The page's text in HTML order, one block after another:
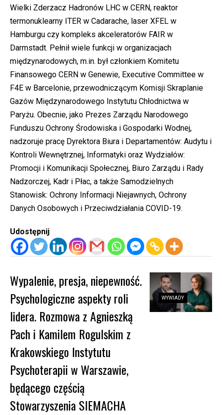
Wielki Zderzacz Hadronów LHC w CERN, reaktor
termonuklearny ITER w Cadarache, laser XFEL w
Hamburgu czy kompleks akceleratorów FAIR w
Darmstadt. Pełnił wiele funkcji w organizacjach
międzynarodowych, m.in. był członkiem Komitetu
Finansowego CERN w Genewie, Executive Committee w
F4E w Barcelonie, przewodniczącym Komisji Skraplanie
Gazów Międzynarodowego Instytutu Chłodnictwa w
Paryżu. Obecnie, jako Prezes Zarządu Narodowego
Funduszu Ochrony Środowiska i Gospodarki Wodnej,
nadzoruje pracę Dyrektora Biura i Departamentów: Audytu i
Kontroli Wewnętrznej, Informatyki oraz Wydziałów:
Promocji i Komunikacji Społecznej, Biuro Zarządu i Rady
Nadzorczej, Kadr i Płac, a także Samodzielnych
Stanowisk: Ochrony Informacji Niejawnych, Ochrony
Danych Osobowych i Przeciwdziałania COVID-19.
Udostępnij
WYWIADY
Wypalenie, presja, niepewność.
Psychologiczne aspekty roli
lidera. Rozmowa z Agnieszką
Pach i Kamilem Rogulskim z
Krakowskiego Instytutu
Psychoterapii w Warszawie,
będącego częścią
Stowarzyszenia SIEMACHA